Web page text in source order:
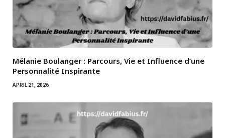
Mélanie Boulanger : Parcours, Vie et Influence d’une
Personnalité Inspirante
APRIL 21, 2026